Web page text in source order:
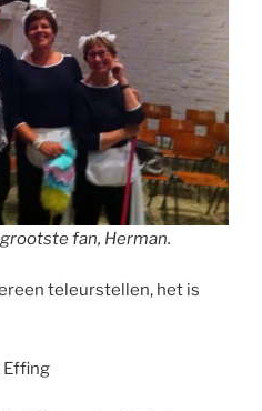
fan, Herman.
teleurstellen, het is
Effing